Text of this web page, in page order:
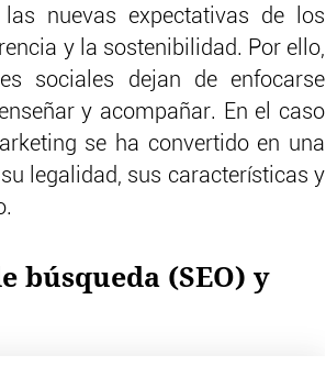
nuevas expectativas de los
y la sostenibilidad. Por ello,
sociales dejan de enfocarse
y acompañar. En el caso
se ha convertido en una
legalidad, sus características y
búsqueda (SEO) y